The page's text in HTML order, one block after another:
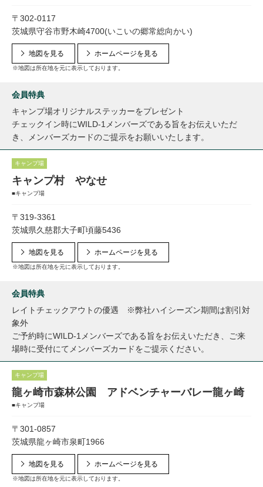
〒302-0117
茨城県守谷市野木崎4700(いこいの郷常総向かい)
地図を見る
※地図は所在地を元に表示しております。
ホームページを見る
会員特典
キャンプ場オリジナルステッカーをプレゼント
チェックイン時にWILD-1メンバーズである旨をお伝えいただ
き、メンバーズカードのご提示をお願いいたします。
キャンプ場
キャンプ村 やなせ
■キャンプ場
〒319-3361
茨城県久慈郡大子町頃藤5436
地図を見る
※地図は所在地を元に表示しております。
ホームページを見る
会員特典
レイトチェックアウトの優遇 ※弊社ハイシーズン期間は割引対
象外
ご予約時にWILD-1メンバーズである旨をお伝えいただき、ご来
場時に受付にてメンバーズカードをご提示ください。
キャンプ場
龍ヶ崎市森林公園 アドベンチャーバレー龍ヶ崎
■キャンプ場
〒301-0857
茨城県龍ヶ崎市泉町1966
地図を見る
※地図は所在地を元に表示しております。
ホームページを見る